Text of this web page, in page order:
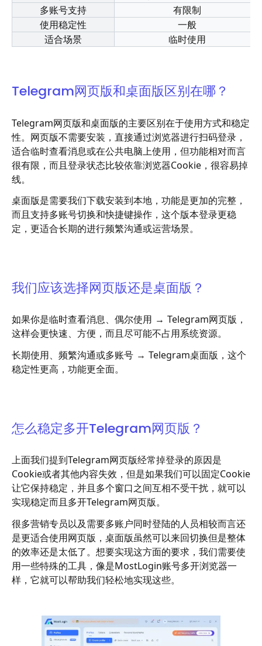
多账号支持
有限制
使用稳定性
一般
适合场景
临时使用
Telegram网页版和桌面版区别在哪？
Telegram网页版和桌面版的主要区别在于使用方式和稳定
性。网页版不需要安装，直接通过浏览器进行扫码登录，
适合临时查看消息或在公共电脑上使用，但功能相对而言
很有限，而且登录状态比较依靠浏览器Cookie，很容易掉
线。
桌面版是需要我们下载安装到本地，功能是更加的完整，
而且支持多账号切换和快捷键操作，这个版本登录更稳
定，更适合长期的进行频繁沟通或运营场景。
我们应该选择网页版还是桌面版？
如果你是临时查看消息、偶尔使用 → Telegram网页版，
这样会更快速、方便，而且尽可能不占用系统资源。
长期使用、频繁沟通或多账号 → Telegram桌面版，这个
稳定性更高，功能更全面。
怎么稳定多开Telegram网页版？
上面我们提到Telegram网页版经常掉登录的原因是
Cookie或者其他内容失效，但是如果我们可以固定Cookie
让它保持稳定，并且多个窗口之间互相不受干扰，就可以
实现稳定而且多开Telegram网页版。
很多营销专员以及需要多账户同时登陆的人员相较而言还
是更适合使用网页版，桌面版虽然可以来回切换但是整体
的效率还是太低了。想要实现这方面的要求，我们需要使
用一些特殊的工具，像是MostLogin账号多开浏览器一
样，它就可以帮助我们轻松地实现这些。